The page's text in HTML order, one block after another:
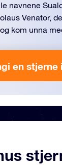
navnene
Venator,
kom unna
en stjerne